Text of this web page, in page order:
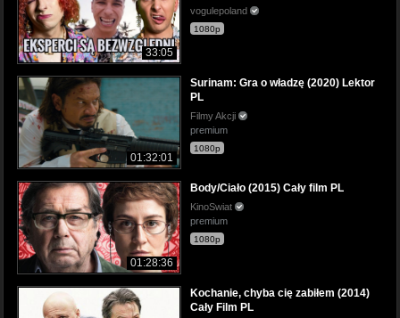
33:05
vogulepoland
1080p
01:32:01
Surinam: Gra o władzę (2020) Lektor
PL
Filmy Akcji
premium
1080p
01:28:36
Body/Ciało (2015) Cały film PL
KinoSwiat
premium
1080p
Kochanie, chyba cię zabiłem (2014)
Cały Film PL